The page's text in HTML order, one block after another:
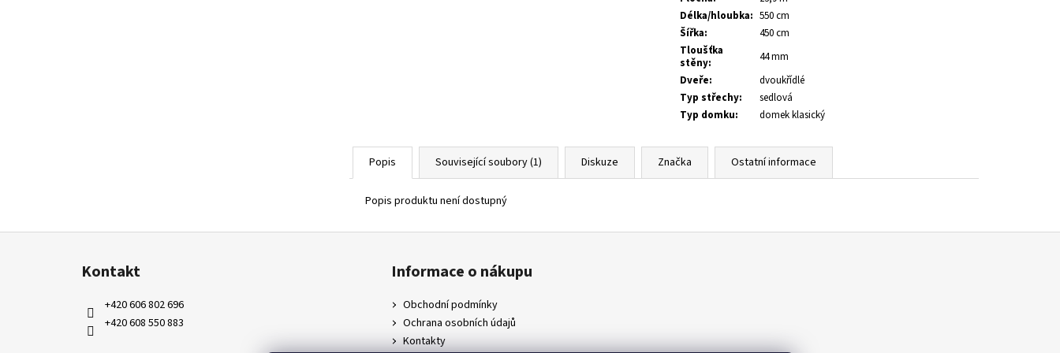
Délka/hloubka: 550 cm
Šířka:
450 cm
Tloušťka
stěny:
44 mm
Dveře:
dvoukřídlé
Typ střechy:
sedlová
Typ domku: domek klasický
Popis Související soubory (1) Diskuze Značka Ostatní informace
Popis produktu není dostupný
Z
Kontakt
+420 606 802 696
+420 608 550 883
Informace o nákupu
Obchodní podmínky
Ochrana osobních údajů
Kontakty